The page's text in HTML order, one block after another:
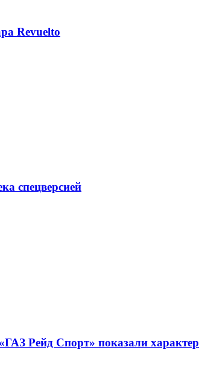
Revuelto
спецверсией
Рейд Спорт» показали характер